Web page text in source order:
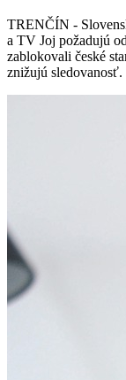
TRENČÍN -
a TV Joj požadujú
zablokovali české
znižujú sledovanosť.